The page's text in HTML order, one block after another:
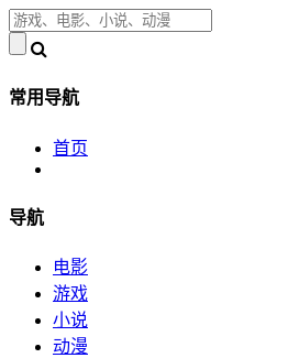
常用导航
首页
导航
电影
游戏
小说
动漫